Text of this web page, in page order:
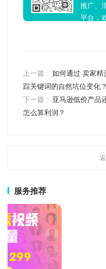
推广、
平台，
上一篇 : 如何通过 卖家精
踪关键词的自然坑位变化？
下一篇 :
亚马逊低价产品
怎么算利润？
服务推荐